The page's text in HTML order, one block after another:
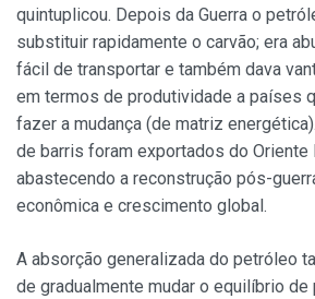
quintuplicou. Depois da Guerra o
substituir rapidamente o carvão; era
fácil de transportar e também dava
em termos de produtividade a países
fazer a mudança (de matriz
de barris foram exportados do Oriente
abastecendo a reconstrução pós-
econômica e crescimento global.
A absorção generalizada do petróleo
de gradualmente mudar o equilíbrio de